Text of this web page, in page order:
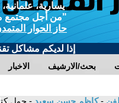
يسارية،
"من أجل مجتمع
حاز الحوار
إذا لديكم مشاكل
الاخبار بحث/الارشيف
-كاظم حسن سعيد - حول